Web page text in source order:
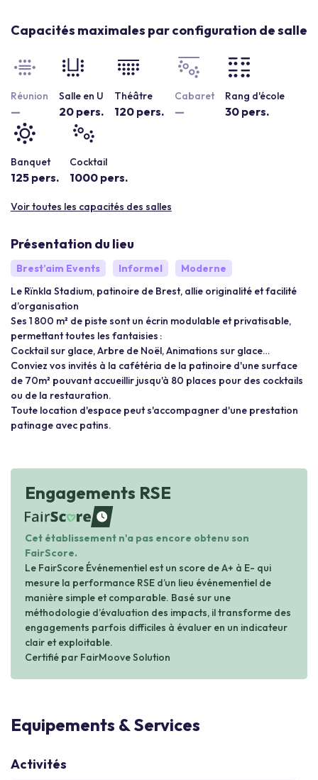
Capacités maximales par configuration de salle
Réunion
—
Salle en U
20 pers.
Théâtre
120 pers.
Cabaret
—
Rang d'école
30 pers.
Banquet
125 pers.
Cocktail
1000 pers.
Voir toutes les capacités des salles
Présentation du lieu
Brest’aim Events Informel
Moderne
Le Rïnkla Stadium, patinoire de Brest, allie originalité et facilité
d’organisation
Ses 1 800 m² de piste sont un écrin modulable et privatisable,
permettant toutes les fantaisies :
Cocktail sur glace, Arbre de Noël, Animations sur glace…
Conviez vos invités à la cafétéria de la patinoire d'une surface
de 70m² pouvant accueillir jusqu'à 80 places pour des cocktails
ou de la restauration.
Toute location d'espace peut s'accompagner d'une prestation
patinage avec patins.
Engagements RSE
waiting
Cet établissement n'a pas encore obtenu son
FairScore.
Le FairScore Événementiel est un score de A+ à E- qui
mesure la performance RSE d’un lieu événementiel de
manière simple et comparable. Basé sur une
méthodologie d’évaluation des impacts, il transforme des
engagements parfois difficiles à évaluer en un indicateur
clair et exploitable.
Certifié par FairMoove Solution
Equipements & Services
Activités